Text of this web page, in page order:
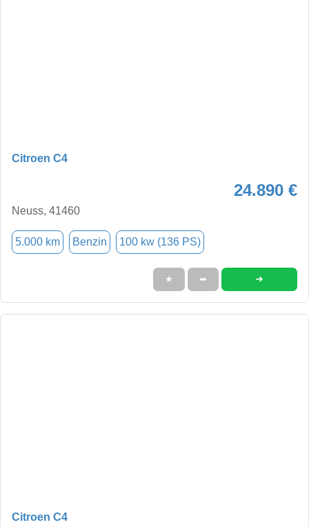
Citroen C4
24.890 €
Neuss, 41460
5.000 km Benzin 100 kw (136 PS)
★ ➦ ➜
Citroen C4